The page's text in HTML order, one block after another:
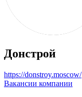
Донстрой
https://donstroy.moscow/
Вакансии компании